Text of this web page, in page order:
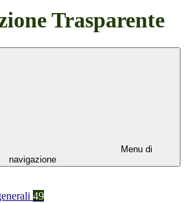
Trasparente
Menu di
navigazione
49